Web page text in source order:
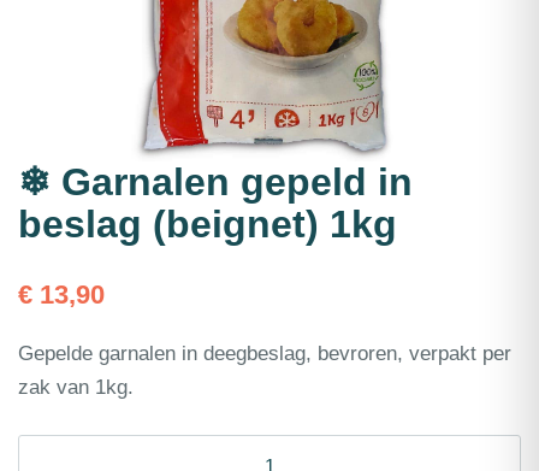
❄ Garnalen gepeld in
beslag (beignet) 1kg
€ 13,90
Gepelde garnalen in deegbeslag, bevroren, verpakt per
zak van 1kg.